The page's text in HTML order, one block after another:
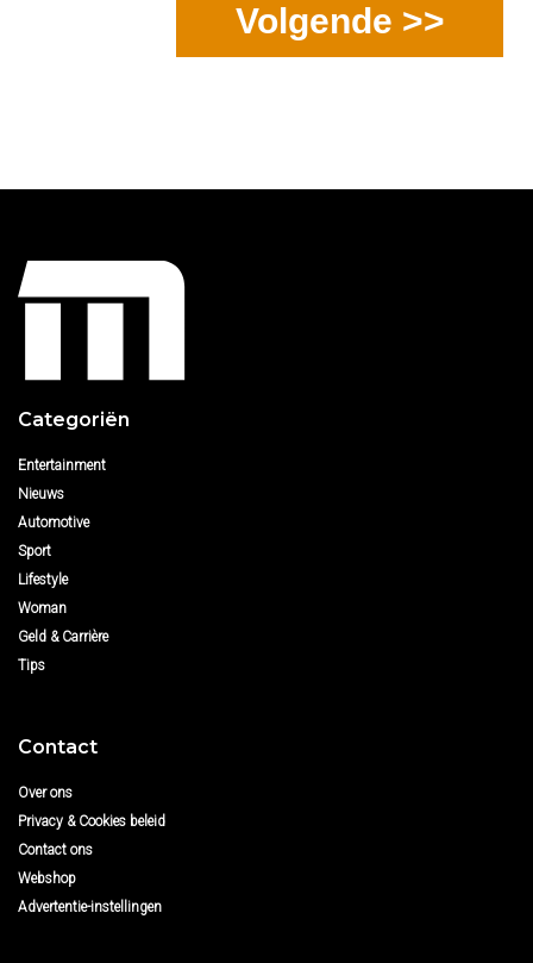
Volgende >>
Categoriën
Entertainment
Nieuws
Automotive
Sport
Lifestyle
Woman
Geld & Carrière
Tips
Contact
Over ons
Privacy & Cookies beleid
Contact ons
Webshop
Advertentie-instellingen